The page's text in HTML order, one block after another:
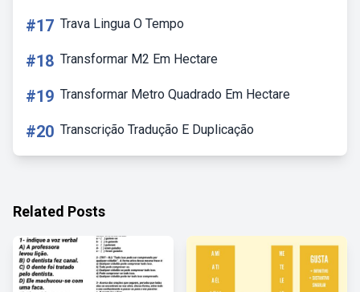
#17 Trava Lingua O Tempo
#18 Transformar M2 Em Hectare
#19 Transformar Metro Quadrado Em Hectare
#20 Transcrição Tradução E Duplicação
Related Posts